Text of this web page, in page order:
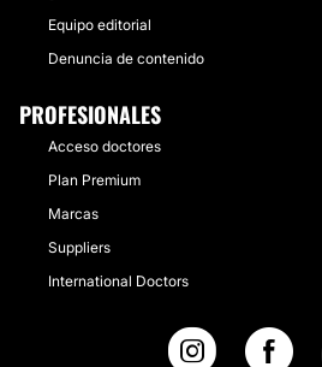
Equipo editorial
Denuncia de contenido
PROFESIONALES
Acceso doctores
Plan Premium
Marcas
Suppliers
International Doctors